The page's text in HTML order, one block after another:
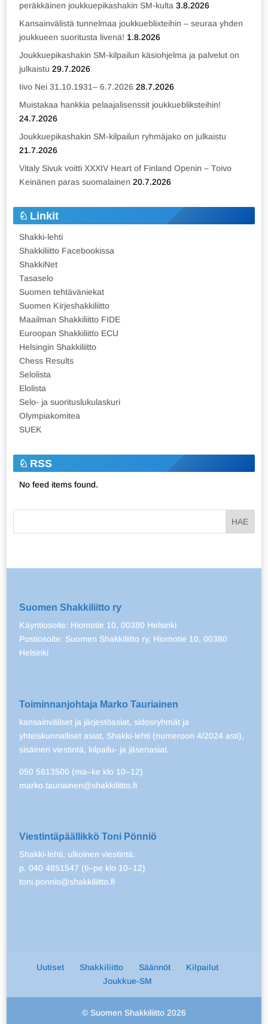
peräkkäinen joukkuepikashakin SM-kulta 3.8.2026
Kansainvälistä tunnelmaa joukkueblixteihin – seuraa yhden
joukkueen suoritusta livenä! 1.8.2026
Joukkuepikashakin SM-kilpailun käsiohjelma ja palvelut on
julkaistu 29.7.2026
Iivo Nei 31.10.1931– 6.7.2026 28.7.2026
Muistakaa hankkia pelaajalisenssit joukkuebliksteihin!
24.7.2026
Joukkuepikashakin SM-kilpailun ryhmäjako on julkaistu
21.7.2026
Vitaly Sivuk voitti XXXIV Heart of Finland Openin – Toivo
Keinänen paras suomalainen 20.7.2026
Linkit
Shakki-lehti
Shakkiliitto Facebookissa
ShakkiNet
Tasaselo
Suomen tehtäväniekat
Suomen Kirjeshakkiliitto
Maailman Shakkiliitto FIDE
Euroopan Shakkiliitto ECU
Helsingin Shakkiliitto
Chess Results
Selolista
Elolista
Selo- ja suorituslukulaskuri
Olympiakomitea
SUEK
RSS
No feed items found.
Suomen Shakkiliitto ry
Käyntiosoite: Hiomotie 10, 00380 Helsinki
Postiosoite: Suomen Shakkiliitto ry, Hiomotie 10, 00380
Helsinki
Toiminnanjohtaja Marko Tauriainen
kansainväliset ja järjestöasiat, sidosryhmät ja
yhteiskunnalliset asiat, Shakki-lehti (numeroon 4/2024 asti),
sisäinen viestintä, kilpailu- ja jäsenasiat.
050 5813500 (ma–ke klo 10–12)
marko.tauriainen@shakkiliitto.fi
Viestintäpäällikkö Toni Pönniö
Shakki-lehti, ulkoinen viestintä.
p. 040 4851547 (ti–pe klo 10–12)
toni.ponnio@shakkiliitto.fi
Uutiset Shakkiliitto Säännöt
Kilpailut
Joukkue-SM
© Suomen Shakkiliitto 2026